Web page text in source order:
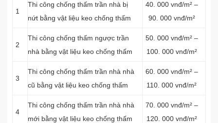
1
Thi công chống thấm trần nhà bị
nứt bằng vật liệu keo chống thấm
40. 000 vnđ/m² –
90. 000 vnđ/m²
2
Thi công chống thấm ngược trần
nhà bằng vật liệu keo chống thấm
50. 000 vnđ/m² –
100. 000 vnđ/m²
3
Thi công chống thấm trần nhà nhà
cũ bằng vật liệu keo chống thấm
60. 000 vnđ/m² –
110. 000 vnđ/m²
4
Thi công chống thấm trần nhà nhà
mới bằng vật liệu keo chống thấm
70. 000 vnđ/m² –
120. 000 vnđ/m²